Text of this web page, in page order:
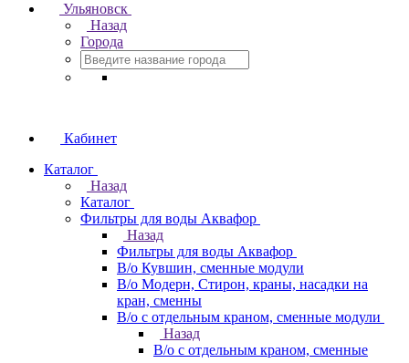
Ульяновск
Назад
Города
Кабинет
Каталог
Назад
Каталог
Фильтры для воды Аквафор
Назад
Фильтры для воды Аквафор
В/о Кувшин, сменные модули
В/о Модерн, Стирон, краны, насадки на
кран, сменны
В/о с отдельным краном, сменные модули
Назад
В/о с отдельным краном, сменные